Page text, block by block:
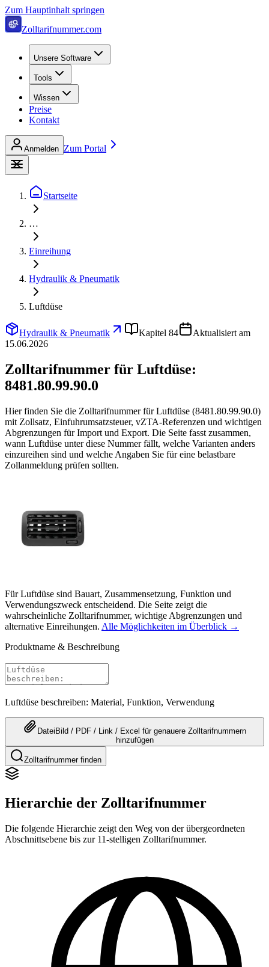
Zum Hauptinhalt springen
Zolltarifnummer.com
Unsere Software
Tools
Wissen
Preise
Kontakt
Anmelden Zum Portal
Startseite
…
Einreihung
Hydraulik & Pneumatik
Luftdüse
Hydraulik & Pneumatik Kapitel 84
Aktualisiert am
15.06.2026
Zolltarifnummer für Luftdüse:
8481.80.99.90.0
Hier finden Sie die Zolltarifnummer für Luftdüse (8481.80.99.90.0)
mit Zollsatz, Einfuhrumsatzsteuer, vZTA-Referenzen und wichtigen
Abgrenzungen für Import und Export. Die Seite fasst zusammen,
wann Luftdüse unter diese Nummer fällt, welche Varianten anders
einzureihen sind und welche Angaben Sie für eine belastbare
Zollanmeldung prüfen sollten.
Für Luftdüse sind Bauart, Zusammensetzung, Funktion und
Verwendungszweck entscheidend. Die Seite zeigt die
wahrscheinliche Zolltarifnummer, wichtige Abgrenzungen und
alternative Einreihungen. Alle Möglichkeiten im Überblick →
Produktname & Beschreibung
Luftdüse beschreiben: Material, Funktion, Verwendung
Datei Bild / PDF / Link / Excel für genauere Zolltarifnummern
hinzufügen
Zolltarifnummer finden
Hierarchie der Zolltarifnummer
Die folgende Hierarchie zeigt den Weg von der übergeordneten
Abschnittsebene bis zur 11-stelligen Zolltarifnummer.